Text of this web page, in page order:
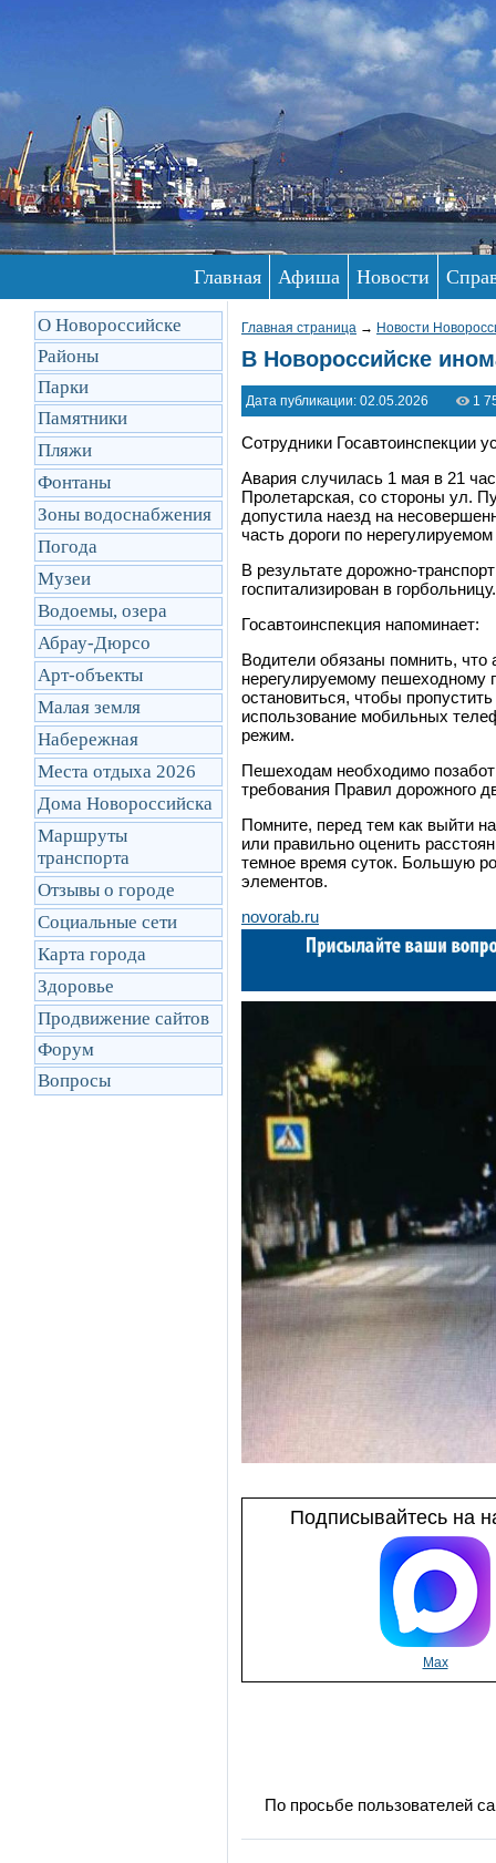
Главная Афиша Новости
О Новороссийске
Районы
Парки
Памятники
Пляжи
Фонтаны
Зоны водоснабжения
Погода
Музеи
Водоемы, озера
Абрау-Дюрсо
Арт-объекты
Малая земля
Набережная
Места отдыха 2026
Дома Новороссийска
Маршруты
транcпорта
Отзывы о городе
Социальные сети
Карта города
Здоровье
Продвижение сайтов
Форум
Вопросы
Главная страница → Новости
В Новороссийске
Дата публикации: 02.05.2026 1
Сотрудники Госавтоинспекции
Авария случилась 1 мая в 21
Пролетарская, со стороны ул.
допустила наезд на
часть дороги по
В результате дорожно-
госпитализирован в горбольницу.
Госавтоинспекция напоминает:
Водители обязаны помнить,
нерегулируемому пешеходному
остановиться, чтобы
использование мобильных
режим.
Пешеходам необходимо
требования Правил дорожного
Помните, перед тем как выйти
или правильно оценить
темное время суток. Большую
элементов.
novorab.ru
Подписывайтесь на
Max
По просьбе пользователей